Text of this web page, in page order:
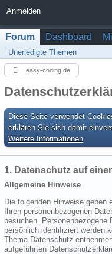
Anmelden
Forum Dashboard
Unerledigte Themen
easy-coding.de
Diese Seite verwendet
erklären Sie sich damit
Weitere Informationen
1. Datenschutz auf
Allgemeine Hinweise
Die folgenden Hinweise geben
Ihren personenbezogenen
besuchen.
persönlich identifiziert werden
Thema Datenschutz
aufgeführten